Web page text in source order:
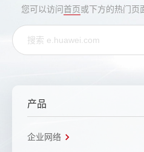
您可以访问首页或下方的热门页
产品
企业网络